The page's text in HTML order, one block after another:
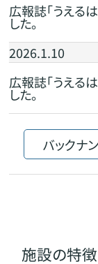
広報誌「うえる
した。
2026.1.10
広報誌「うえる
した。
バックナ
施設の特徴